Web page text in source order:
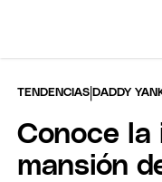
TENDENCIAS |DADDY
Conoce la
mansión